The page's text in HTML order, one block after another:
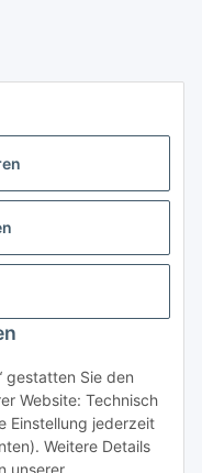
gestatten Sie den
Website: Technisch
Einstellung jederzeit
Weitere Details
unserer